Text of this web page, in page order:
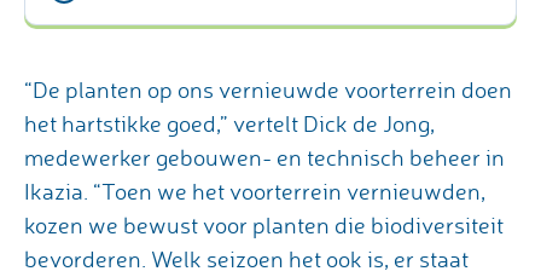
“De planten op ons vernieuwde voorterrein doen
het hartstikke goed,” vertelt Dick de Jong,
medewerker gebouwen- en technisch beheer in
Ikazia. “Toen we het voorterrein vernieuwden,
kozen we bewust voor planten die biodiversiteit
bevorderen. Welk seizoen het ook is, er staat